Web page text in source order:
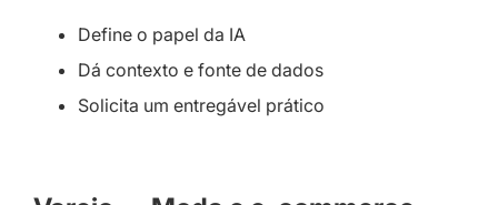
Define o papel da IA
Dá contexto e fonte de dados
Solicita um entregável prático